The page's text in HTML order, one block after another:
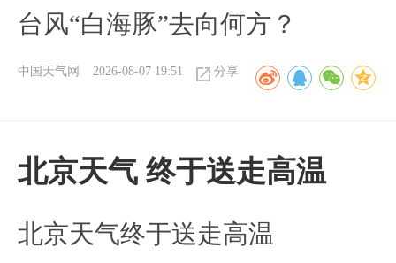
台风“白海豚”去向何方？
中国天气网 2026-08-07 19:51 分享
北京天气 终于送走高温
北京天气终于送走高温